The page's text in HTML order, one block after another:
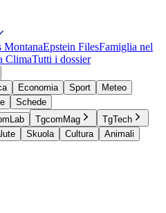
MontanaEpstein FilesFamiglia nel
ClimaTutti i dossier
Economia Sport
Meteo
Schede
TgcomMag
TgTech
Skuola Cultura
Animali